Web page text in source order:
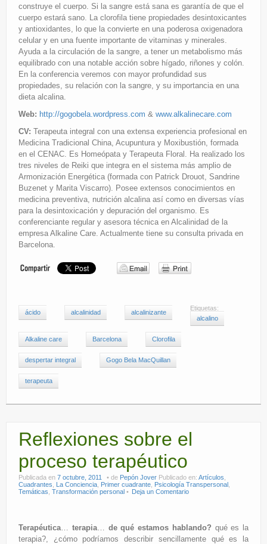
construye el cuerpo. Si la sangre está sana es garantía de que el
cuerpo estará sano. La clorofila tiene propiedades desintoxicantes
y antioxidantes, lo que la convierte en una poderosa oxigenadora
celular y en una fuente importante de vitaminas y minerales.
Ayuda a la circulación de la sangre, a tener un metabolismo más
equilibrado con una notable acción sobre hígado, riñones y colón.
En la conferencia veremos con mayor profundidad sus
propiedades, su relación con la sangre, y su importancia en una
dieta alcalina.
Web: http://gogobela.wordpress.com & www.alkalinecare.com
CV: Terapeuta integral con una extensa experiencia profesional en
Medicina Tradicional China, Acupuntura y Moxibustión, formada
en el CENAC. Es Homeópata y Terapeuta Floral. Ha realizado los
tres niveles de Reiki que integra en el sistema más amplio de
Armonización Energética (formada con Patrick Drouot, Sandrine
Buzenet y Marita Viscarro). Posee extensos conocimientos en
medicina preventiva, nutrición alcalina así como en diversas vías
para la desintoxicación y depuración del organismo. Es
conferenciante regular y asesora técnica en Alcalinidad de la
empresa Alkaline Care. Actualmente tiene su consulta privada en
Barcelona.
Etiquetas:
ácido alcalinidad
alcalinizante
alcalino
Alkaline care Barcelona Clorofila
despertar integral Gogo Bela MacQuillan
terapeuta
Reflexiones sobre el
proceso terapéutico
Publicada en 7 octubre, 2011 de Pepón Jover Publicado en: Artículos
Cuadrantes
La Conciencia Primer cuadrante Psicología Transpersonal
Temáticas Transformación personal Deja un Comentario
Terapéutica… terapia… de qué estamos hablando? qué es la
terapia?, ¿cómo podríamos describir sencillamente qué es la